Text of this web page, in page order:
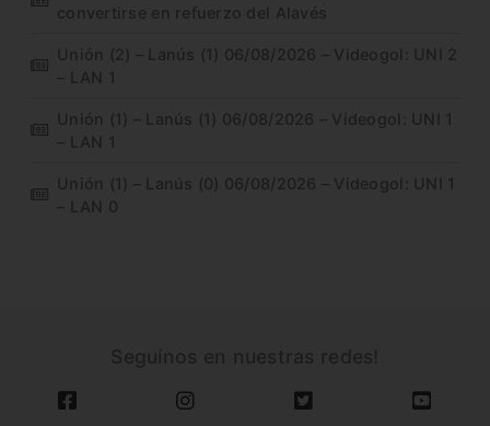
convertirse en refuerzo del Alavés
Unión (2) – Lanús (1) 06/08/2026 – Videogol: UNI 2
– LAN 1
Unión (1) – Lanús (1) 06/08/2026 – Videogol: UNI 1
– LAN 1
Unión (1) – Lanús (0) 06/08/2026 – Videogol: UNI 1
– LAN 0